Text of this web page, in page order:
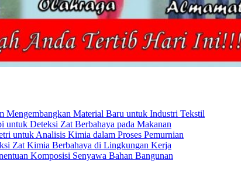
Mengembangkan Material Baru untuk Industri Tekstil
untuk Deteksi Zat Berbahaya pada Makanan
untuk Analisis Kimia dalam Proses Pemurnian
Zat Kimia Berbahaya di Lingkungan Kerja
Komposisi Senyawa Bahan Bangunan